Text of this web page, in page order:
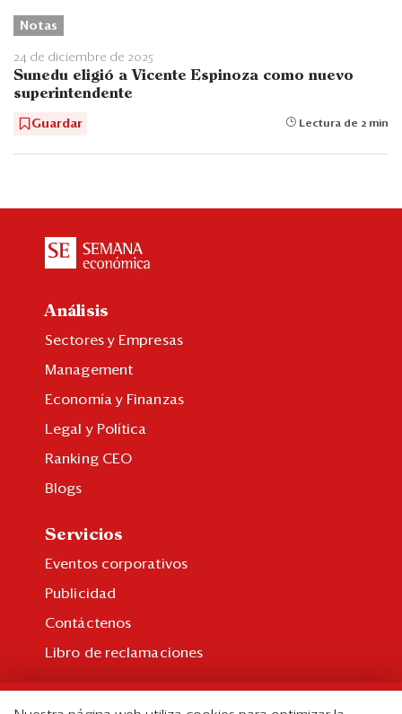
Notas
24 de diciembre de 2025
Sunedu eligió a Vicente Espinoza como nuevo
superintendente
Guardar Lectura de 2 min
Análisis
Sectores y Empresas
Management
Economía y Finanzas
Legal y Política
Ranking CEO
Blogs
Servicios
Eventos corporativos
Publicidad
Contáctenos
Libro de reclamaciones